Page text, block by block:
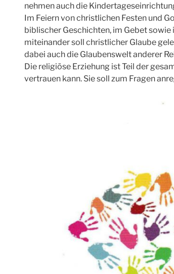
nehmen auch die
Im Feiern von christlichen Festen und
biblischer Geschichten, im Gebet
miteinander soll christlicher Glaube
dabei auch die Glaubenswelt anderer
Die religiöse Erziehung ist Teil der
vertrauen kann. Sie soll zum Fragen